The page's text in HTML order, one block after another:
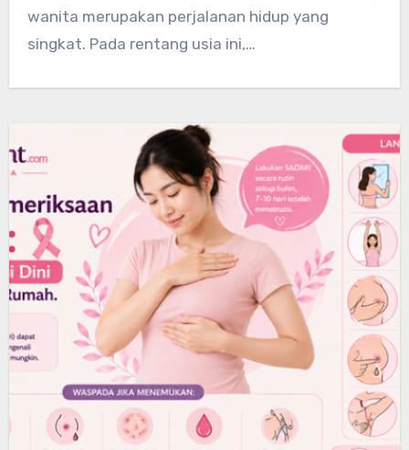
wanita merupakan perjalanan hidup yang
singkat. Pada rentang usia ini,…